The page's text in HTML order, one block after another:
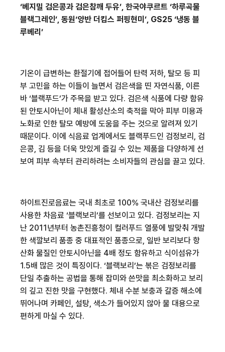
‘베지밀 검은콩과 검은참깨 두유’, 한국야쿠르트 ‘하루곡물
블랙그레인’, 동원‘양반 더킴스 퍼핑현미’, GS25 ‘냉동 블
루베리’
기온이 급변하는 환절기에 접어들어 탄력 저하, 탈모 등 피
부 고민을 하는 이들이 늘면서 검은색을 띤 자연식품, 이른
바 ‘블랙푸드’가 주목을 받고 있다. 검은색 식품에 다량 함유
된 안토시아닌이 체내 활성산소의 축적을 막아 피부 미용과
노화로 인한 탈모 예방에 도움을 주는 것으로 알려져 있기
때문이다. 이에 식음료 업계에서도 블랙푸드인 검정보리 , 검
은콩, 김 등을 더욱 맛있게 즐길 수 있는 제품을 다양하게 선
보여 피부 속부터 관리하려는 소비자들의 관심을 끌고 있다.
하이트진로음료는 국내 최초로 100% 국내산 검정보리를
사용한 차음료 ‘블랙보리’를 선보이고 있다. 검정보리는 지
난 2011년부터 농촌진흥청이 컬러푸드 열풍에 발맞춰 개발
한 색깔보리 품종 중 대표적인 품종으로, 일반 보리보다 항
산화 물질인 안토시아닌을 4배 정도 함유하고 식이섬유가
1.5배 많은 것이 특징이다. ‘블랙보리’는 볶은 검정보리를
단일 추출하는 공법을 통해 잡미와 쓴맛을 최소화하고 보리
의 깊고 진한 맛을 구현했다. 체내 수분 보충과 갈증 해소에
뛰어나며 카페인, 설탕, 색소가 들어있지 않아 물 대용으로
편하게 마실 수 있다.